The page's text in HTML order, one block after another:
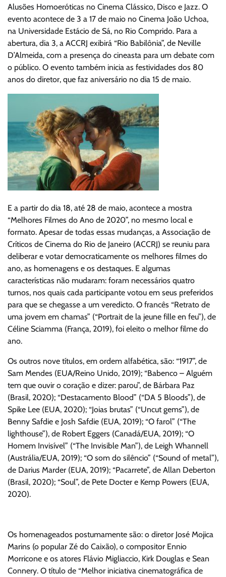
Alusões Homoeróticas no Cinema Clássico, Disco e Jazz. O
evento acontece de 3 a 17 de maio no Cinema João Uchoa,
na Universidade Estácio de Sá, no Rio Comprido. Para a
abertura, dia 3, a ACCRJ exibirá “Rio Babilônia”, de Neville
D’Almeida, com a presença do cineasta para um debate com
o público. O evento também inicia as festividades dos 80
anos do diretor, que faz aniversário no dia 15 de maio.
E a partir do dia 18, até 28 de maio, acontece a mostra
“Melhores Filmes do Ano de 2020”, no mesmo local e
formato. Apesar de todas essas mudanças, a Associação de
Críticos de Cinema do Rio de Janeiro (ACCRJ) se reuniu para
deliberar e votar democraticamente os melhores filmes do
ano, as homenagens e os destaques. E algumas
características não mudaram: foram necessários quatro
turnos, nos quais cada participante votou em seus preferidos
para que se chegasse a um veredicto. O francês “Retrato de
uma jovem em chamas” (“Portrait de la jeune fille en feu”), de
Céline Sciamma (França, 2019), foi eleito o melhor filme do
ano.
Os outros nove títulos, em ordem alfabética, são: “1917”, de
Sam Mendes (EUA/Reino Unido, 2019); “Babenco – Alguém
tem que ouvir o coração e dizer: parou”, de Bárbara Paz
(Brasil, 2020); “Destacamento Blood” (“DA 5 Bloods”), de
Spike Lee (EUA, 2020); “Joias brutas” (“Uncut gems”), de
Benny Safdie e Josh Safdie (EUA, 2019); “O farol” (“The
lighthouse”), de Robert Eggers (Canadá/EUA, 2019); “O
Homem Invisível” (“The Invisible Man”), de Leigh Whannell
(Austrália/EUA, 2019); “O som do silêncio” (“Sound of metal”),
de Darius Marder (EUA, 2019); “Pacarrete”, de Allan Deberton
(Brasil, 2020); “Soul”, de Pete Docter e Kemp Powers (EUA,
2020).
Os homenageados postumamente são: o diretor José Mojica
Marins (o popular Zé do Caixão), o compositor Ennio
Morricone e os atores Flávio Migliaccio, Kirk Douglas e Sean
Connery. O título de “Melhor iniciativa cinematográfica de